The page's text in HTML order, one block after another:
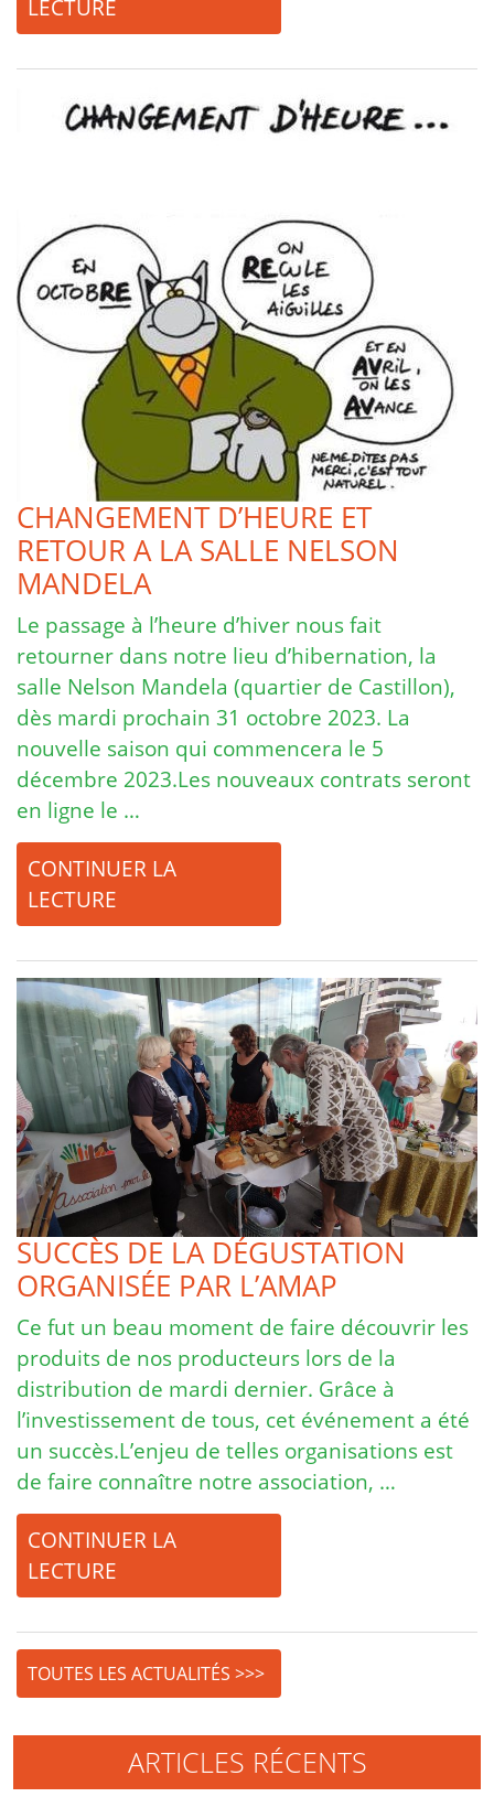
LECTURE
CHANGEMENT D’HEURE ET
RETOUR A LA SALLE NELSON
MANDELA
Le passage à l’heure d’hiver nous fait
retourner dans notre lieu d’hibernation, la
salle Nelson Mandela (quartier de Castillon),
dès mardi prochain 31 octobre 2023. La
nouvelle saison qui commencera le 5
décembre 2023.Les nouveaux contrats seront
en ligne le …
CONTINUER LA
LECTURE
SUCCÈS DE LA DÉGUSTATION
ORGANISÉE PAR L’AMAP
Ce fut un beau moment de faire découvrir les
produits de nos producteurs lors de la
distribution de mardi dernier. Grâce à
l’investissement de tous, cet événement a été
un succès.L’enjeu de telles organisations est
de faire connaître notre association, …
CONTINUER LA
LECTURE
TOUTES LES ACTUALITÉS >>>
ARTICLES RÉCENTS